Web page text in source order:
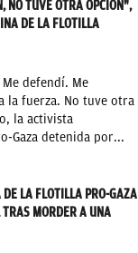
NO TUVE OTRA OPCIÓN",
DE LA FLOTILLA
defendí. Me
la fuerza. No tuve otra
la activista
Gaza detenida por...
LA FLOTILLA PRO-GAZA
MORDER A UNA